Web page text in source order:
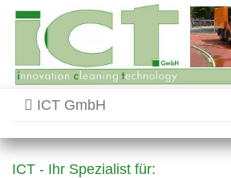
ICT GmbH
ICT - Ihr Spezialist für: